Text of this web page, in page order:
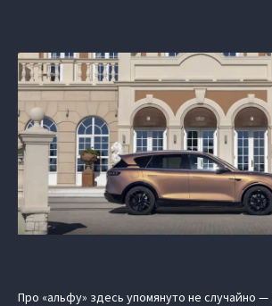
Про «альфу» здесь упомянуто не случайно